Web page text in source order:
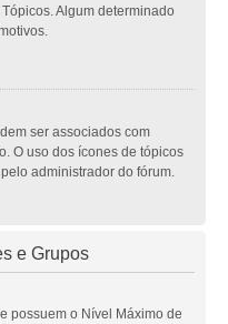
Algum determinado
ser associados com
O uso dos ícones de tópicos
administrador do fórum.
e Grupos
possuem o Nível Máximo de